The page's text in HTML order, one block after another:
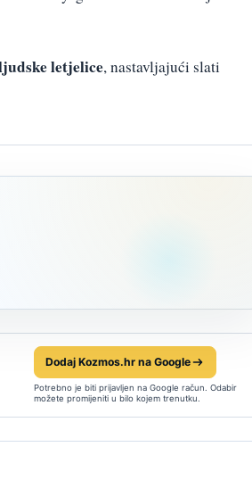
letjelice, nastavljajući slati
Dodaj Kozmos.hr na Google
Potrebno je biti prijavljen na Google račun. Odabir
možete promijeniti u bilo kojem trenutku.